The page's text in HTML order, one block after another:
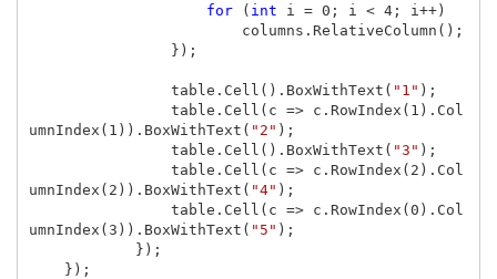
for
( int i = 0 ; i < 4; i ++)
columns . RelativeColumn ();
});
table . Cell (). BoxWithText ( "1" );
table . Cell ( c => c . RowIndex ( 1 ). Col
umnIndex ( 1 )). BoxWithText ( "2" );
table . Cell (). BoxWithText ( "3" );
table . Cell ( c => c . RowIndex ( 2 ). Col
umnIndex ( 2 )). BoxWithText ( "4" );
table . Cell ( c => c . RowIndex ( 0 ). Col
umnIndex ( 3 )). BoxWithText ( "5" );
});
});